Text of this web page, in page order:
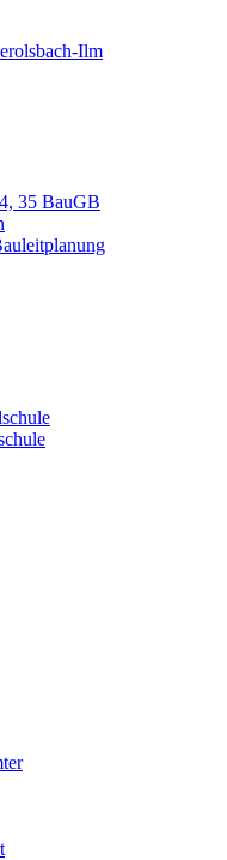
Ilm
35 BauGB